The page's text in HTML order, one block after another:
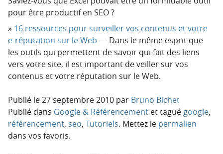
pour être productif en SEO ?
16 ressources pour surveiller vos contenus et votre
e-réputation sur le Web — Dans le même esprit que
les outils qui permettent de savoir qui fait des liens
vers votre site, il est important de veiller sur vos
contenus et votre réputation sur le Web.
Publié le27 septembre 2010 par Bruno Bichet
Publié dans Google & Référencement et tagué google,
référencement, seo, Tutoriels. Mettez le permalien
dans vos favoris.